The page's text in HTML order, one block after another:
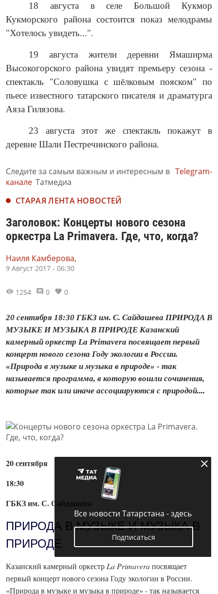
18 августа в селе Большой Кукмор
Кукморского района состоится показ мелодрамы
"Хотелось увидеть...".
19 августа жители деревни Ямаширма
Высокогорского района увидят премьеру сезона -
спектакль "Соловушка с шёлковым пояском" по
пьесе известного татарского писателя и драматурга
Аяза Гилязова.
23 августа этот же спектакль покажут в
деревне Шали Пестречинского района.
Следите за самым важным и интересным в Telegram-
канале Татмедиа
СТАРАЯ ЛЕНТА НОВОСТЕЙ
Заголовок: Концерты нового сезона
оркестра La Primavera. Где, что, когда?
Наиля Камберова,
9 Август 2017 - 06:30
1254 0 0
20 сентября 18:30 ГБКЗ им. С. Сайдашева ПРИРОДА В
МУЗЫКЕ И МУЗЫКА В ПРИРОДЕ Казанский
камерный оркестр La Primavera посвящает первый
концерт нового сезона Году экологии в России.
«Природа в музыке и музыка в природе» - так
называется программа, в которую вошли сочинения,
которые так или иначе ассоциируются с природой....
20 сентября
18:30
ГБКЗ им. С. Сайдашева
ПРИРОДА В МУЗЫКЕ И МУЗЫКА В
ПРИРОДЕ
Казанский камерный оркестрLaPrimaveraпосвящает
первый концерт нового сезона Году экологии в России.
«Природа в музыке и музыка в природе» - так называется
Все новости Татарстана - здесь
Подписаться